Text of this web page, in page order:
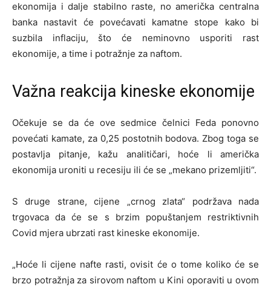
ekonomija i dalje stabilno raste, no američka centralna
banka nastavit će povećavati kamatne stope kako bi
suzbila inflaciju, što će neminovno usporiti rast
ekonomije, a time i potražnje za naftom.
Važna reakcija kineske ekonomije
Očekuje se da će ove sedmice čelnici Feda ponovno
povećati kamate, za 0,25 postotnih bodova. Zbog toga se
postavlja pitanje, kažu analitičari, hoće li američka
ekonomija uroniti u recesiju ili će se „mekano prizemljiti“.
S druge strane, cijene „crnog zlata“ podržava nada
trgovaca da će se s brzim popuštanjem restriktivnih
Covid mjera ubrzati rast kineske ekonomije.
„Hoće li cijene nafte rasti, ovisit će o tome koliko će se
brzo potražnja za sirovom naftom u Kini oporaviti u ovom